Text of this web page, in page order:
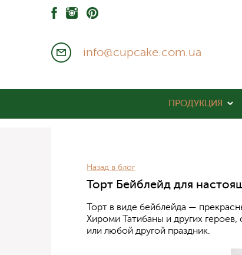
info@cupcake.com.ua
ПРОДУКЦИЯ
Назад в блог
Торт Бейблейд для
Торт в виде бейблейда —
Хироми Татибаны и других
или любой другой праздник.